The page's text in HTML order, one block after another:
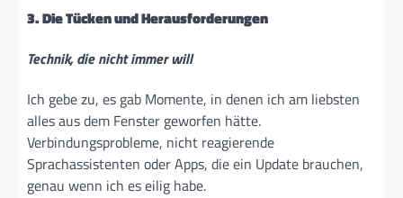
3. Die Tücken und Herausforderungen
Technik, die nicht immer will
Ich gebe zu, es gab Momente, in denen ich am liebsten
alles aus dem Fenster geworfen hätte.
Verbindungsprobleme, nicht reagierende
Sprachassistenten oder Apps, die ein Update brauchen,
genau wenn ich es eilig habe.